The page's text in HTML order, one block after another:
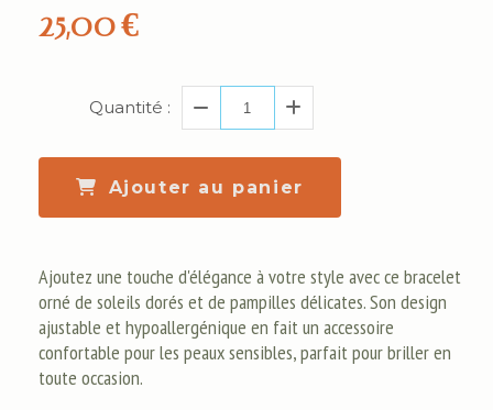
25,00€
Quantité :
Ajouter au panier
Ajoutez une touche d'élégance à votre style avec ce bracelet
orné de soleils dorés et de pampilles délicates. Son design
ajustable et hypoallergénique en fait un accessoire
confortable pour les peaux sensibles, parfait pour briller en
toute occasion.